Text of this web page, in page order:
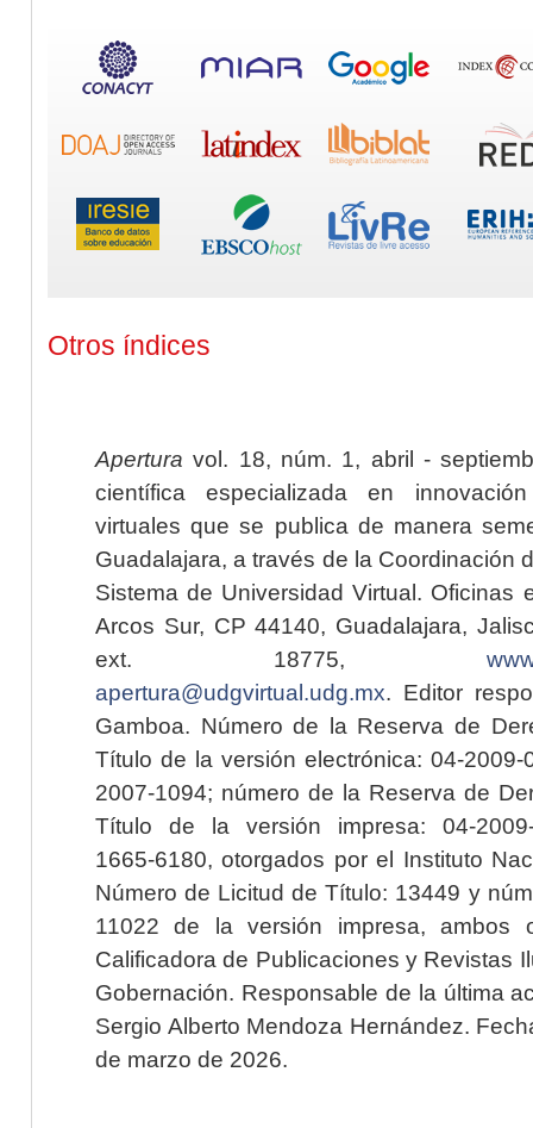
Otros índices
Apertura vol. 18, núm. 1, abril -
científica especializada en
virtuales que se publica de manera
Guadalajara, a través de la Coordinación
Sistema de Universidad Virtual. Oficinas
Arcos Sur, CP 44140, Guadalajara,
ext. 18775,
apertura@udgvirtual.udg.mx. Editor
Gamboa. Número de la Reserva de
Título de la versión electrónica: 04-2009-
2007-1094; número de la Reserva de
Título de la versión impresa: 04-2009-
1665-6180, otorgados por el Instituto
Número de Licitud de Título: 13449 y
11022 de la versión impresa, ambos
Calificadora de Publicaciones y Revistas
Gobernación. Responsable de la última
Sergio Alberto Mendoza Hernández.
de marzo de 2026.